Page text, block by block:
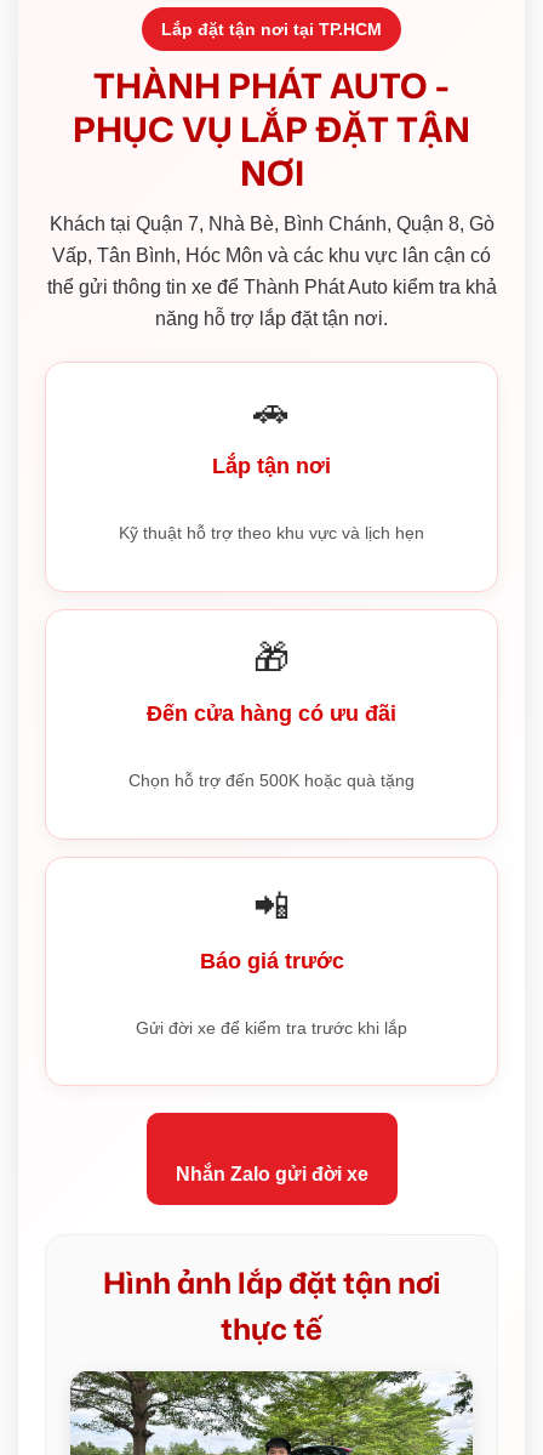
Lắp đặt tận nơi tại TP.HCM
THÀNH PHÁT AUTO -
PHỤC VỤ LẮP ĐẶT TẬN
NƠI
Khách tại Quận 7, Nhà Bè, Bình Chánh, Quận 8, Gò
Vấp, Tân Bình, Hóc Môn và các khu vực lân cận có
thể gửi thông tin xe để Thành Phát Auto kiểm tra khả
năng hỗ trợ lắp đặt tận nơi.
🚗
Lắp tận nơi
Kỹ thuật hỗ trợ theo khu vực và lịch hẹn
🎁
Đến cửa hàng có ưu đãi
Chọn hỗ trợ đến 500K hoặc quà tặng
📲
Báo giá trước
Gửi đời xe để kiểm tra trước khi lắp
Nhắn Zalo gửi đời xe
Hình ảnh lắp đặt tận nơi
thực tế